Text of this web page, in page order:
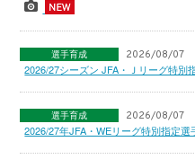
選手育成 2026/08/07
2026/27シーズン JFA・Ｊリーグ特別
選手育成 2026/08/07
2026/27年JFA・WEリーグ特別指定